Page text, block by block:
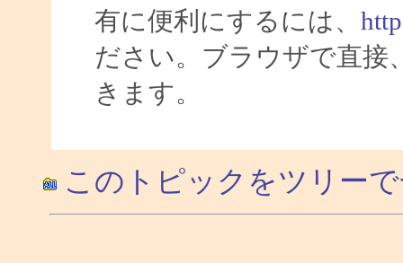
有に便利にするには、
ださい。ブラウザで直接
きます。
このトピックをツリー